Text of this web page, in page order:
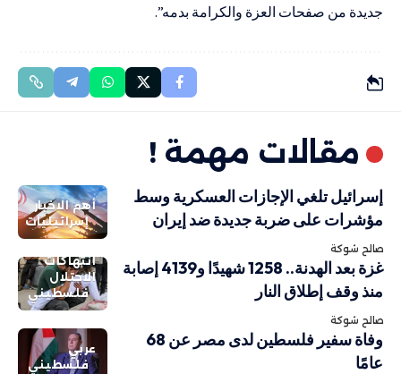
جديدة من صفحات العزة والكرامة بدمه”.
مقالات مهمة !
أهم الاخبار
إسرائيليات
إسرائيل تلغي الإجازات العسكرية وسط
مؤشرات على ضربة جديدة ضد إيران
صالح شوكة
انتهاكات
الاحتلال
فلسطيني
غزة بعد الهدنة.. 1258 شهيدًا و4139 إصابة
منذ وقف إطلاق النار
صالح شوكة
عربي
فلسطيني
وفاة سفير فلسطين لدى مصر عن 68
عامًا